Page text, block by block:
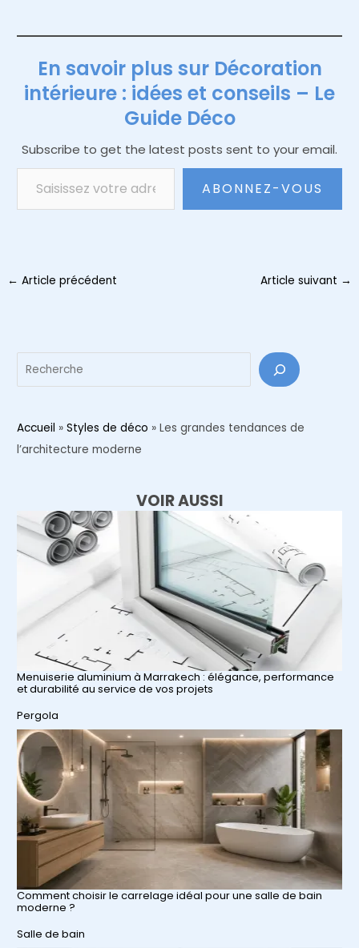
En savoir plus sur Décoration
intérieure : idées et conseils – Le
Guide Déco
Subscribe to get the latest posts sent to your email.
Saisissez votre adresse e-mail…
ABONNEZ-VOUS
Navigation
← Article précédent Article suivant →
Accueil » Styles de déco » Les grandes tendances de
l’architecture moderne
VOIR AUSSI
Menuiserie aluminium à Marrakech : élégance, performance
et durabilité au service de vos projets
Par rapport à
Pergola
Comment choisir le carrelage idéal pour une salle de bain
moderne ?
Par rapport à
Salle de bain